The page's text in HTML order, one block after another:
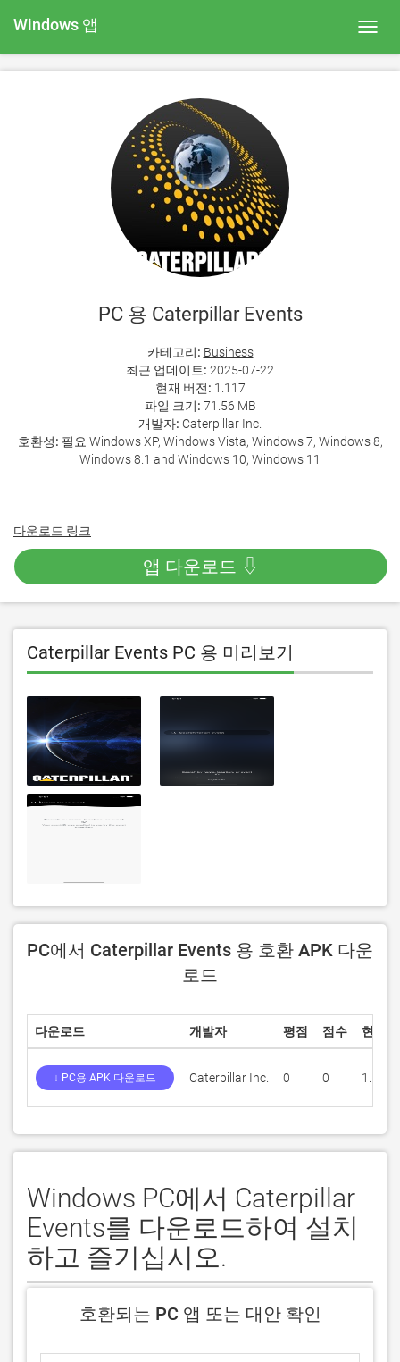
Windows 앱
PC 용 Caterpillar Events
카테고리: Business
최근 업데이트: 2025-07-22
현재 버전: 1.117
파일 크기: 71.56 MB
개발자: Caterpillar Inc.
호환성: 필요 Windows XP, Windows Vista, Windows 7, Windows 8,
Windows 8.1 and Windows 10, Windows 11
다운로드 링크
앱 다운로드 ⇩
Caterpillar Events PC 용 미리보기
PC에서 Caterpillar Events 용 호환 APK 다운
로드
다운로드 개발자 평점 점수 현재
↓ PC용 APK 다운로드 Caterpillar Inc. 0 0 1.117
Windows PC에서 Caterpillar
Events를 다운로드하여 설치
하고 즐기십시오.
호환되는 PC 앱 또는 대안 확인